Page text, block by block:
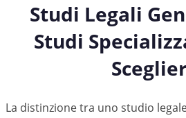
Studi Legali
Studi
La distinzione tra uno studio